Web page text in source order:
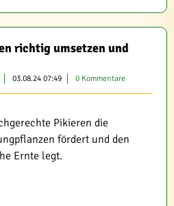
richtig umsetzen und
03.08.24 07:49 0 Kommentare
Pikieren die
fördert und den
Ernte legt.